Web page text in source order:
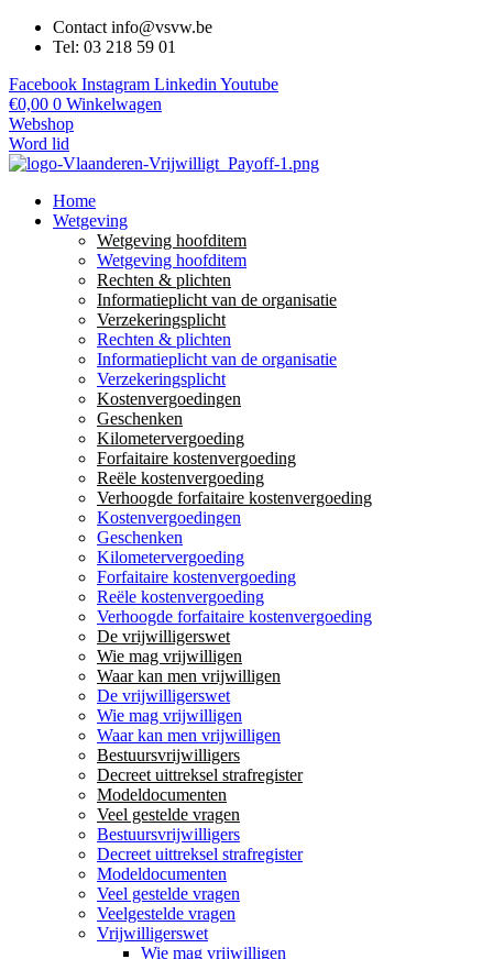
Contact info@vsvw.be
Tel: 03 218 59 01
Facebook Instagram Linkedin Youtube
€0,00 0 Winkelwagen
Webshop
Word lid
Home
Wetgeving
Wetgeving hoofditem
Wetgeving hoofditem
Rechten & plichten
Informatieplicht van de organisatie
Verzekeringsplicht
Rechten & plichten
Informatieplicht van de organisatie
Verzekeringsplicht
Kostenvergoedingen
Geschenken
Kilometervergoeding
Forfaitaire kostenvergoeding
Reële kostenvergoeding
Verhoogde forfaitaire kostenvergoeding
Kostenvergoedingen
Geschenken
Kilometervergoeding
Forfaitaire kostenvergoeding
Reële kostenvergoeding
Verhoogde forfaitaire kostenvergoeding
De vrijwilligerswet
Wie mag vrijwilligen
Waar kan men vrijwilligen
De vrijwilligerswet
Wie mag vrijwilligen
Waar kan men vrijwilligen
Bestuursvrijwilligers
Decreet uittreksel strafregister
Modeldocumenten
Veel gestelde vragen
Bestuursvrijwilligers
Decreet uittreksel strafregister
Modeldocumenten
Veel gestelde vragen
Veelgestelde vragen
Vrijwilligerswet
Wie mag vrijwilligen